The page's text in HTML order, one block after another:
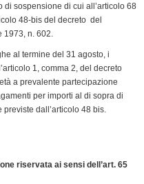
di sospensione di cui all’articolo 68
48-bis del decreto del
1973, n. 602.
al termine del 31 agosto, i
1, comma 2, del decreto
a prevalente partecipazione
per importi al di sopra di
dall’articolo 48 bis.
riservata ai sensi dell’art. 65